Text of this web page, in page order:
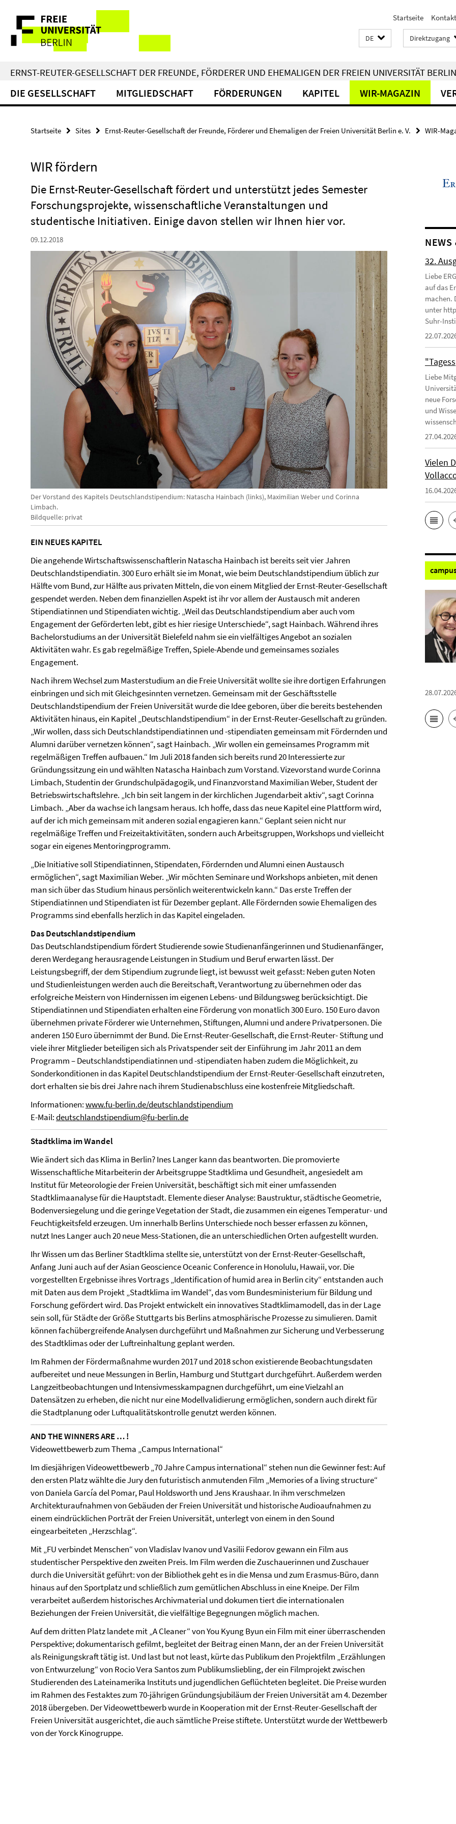
direkt
Inhalt
Service-
Navigation
Startseite Kontakt
DE Direktzugang
ERNST-REUTER-GESELLSCHAFT DER FREUNDE, FÖRDERER UND EHEMALIGEN DER FREIEN UNIVERSITÄT
DIE GESELLSCHAFT MITGLIEDSCHAFT FÖRDERUNGEN KAPITEL WIR-MAGAZIN
Startseite Sites Ernst-Reuter-Gesellschaft der Freunde, Förderer und Ehemaligen der Freien Universität Berlin e. V. WIR-
WIR fördern
Die Ernst-Reuter-Gesellschaft fördert und unterstützt jedes Semester
Forschungsprojekte, wissenschaftliche Veranstaltungen und
studentische Initiativen. Einige davon stellen wir Ihnen hier vor.
09.12.2018
Der Vorstand des Kapitels Deutschlandstipendium: Natascha Hainbach (links), Maximilian Weber und Corinna
Limbach.
Bildquelle: privat
EIN NEUES KAPITEL
Die angehende Wirtschaftswissenschaftlerin Natascha Hainbach ist bereits seit vier Jahren
Deutschlandstipendiatin. 300 Euro erhält sie im Monat, wie beim Deutschlandstipendium üblich zur
Hälfte vom Bund, zur Hälfte aus privaten Mitteln, die von einem Mitglied der Ernst-Reuter-Gesellschaft
gespendet werden. Neben dem finanziellen Aspekt ist ihr vor allem der Austausch mit anderen
Stipendiatinnen und Stipendiaten wichtig. „Weil das Deutschlandstipendium aber auch vom
Engagement der Geförderten lebt, gibt es hier riesige Unterschiede“, sagt Hainbach. Während ihres
Bachelorstudiums an der Universität Bielefeld nahm sie ein vielfältiges Angebot an sozialen
Aktivitäten wahr. Es gab regelmäßige Treffen, Spiele-Abende und gemeinsames soziales
Engagement.
Nach ihrem Wechsel zum Masterstudium an die Freie Universität wollte sie ihre dortigen Erfahrungen
einbringen und sich mit Gleichgesinnten vernetzen. Gemeinsam mit der Geschäftsstelle
Deutschlandstipendium der Freien Universität wurde die Idee geboren, über die bereits bestehenden
Aktivitäten hinaus, ein Kapitel „Deutschlandstipendium“ in der Ernst-Reuter-Gesellschaft zu gründen.
„Wir wollen, dass sich Deutschlandstipendiatinnen und -stipendiaten gemeinsam mit Fördernden und
Alumni darüber vernetzen können“, sagt Hainbach. „Wir wollen ein gemeinsames Programm mit
regelmäßigen Treffen aufbauen.“ Im Juli 2018 fanden sich bereits rund 20 Interessierte zur
Gründungssitzung ein und wählten Natascha Hainbach zum Vorstand. Vizevorstand wurde Corinna
Limbach, Studentin der Grundschulpädagogik, und Finanzvorstand Maximilian Weber, Student der
Betriebswirtschaftslehre. „Ich bin seit langem in der kirchlichen Jugendarbeit aktiv“, sagt Corinna
Limbach. „Aber da wachse ich langsam heraus. Ich hoffe, dass das neue Kapitel eine Plattform wird,
auf der ich mich gemeinsam mit anderen sozial engagieren kann.“ Geplant seien nicht nur
regelmäßige Treffen und Freizeitaktivitäten, sondern auch Arbeitsgruppen, Workshops und vielleicht
sogar ein eigenes Mentoringprogramm.
„Die Initiative soll Stipendiatinnen, Stipendaten, Fördernden und Alumni einen Austausch
ermöglichen“, sagt Maximilian Weber. „Wir möchten Seminare und Workshops anbieten, mit denen
man sich über das Studium hinaus persönlich weiterentwickeln kann.“ Das erste Treffen der
Stipendiatinnen und Stipendiaten ist für Dezember geplant. Alle Fördernden sowie Ehemaligen des
Programms sind ebenfalls herzlich in das Kapitel eingeladen.
Das Deutschlandstipendium
Das Deutschlandstipendium fördert Studierende sowie Studienanfängerinnen und Studienanfänger,
deren Werdegang herausragende Leistungen in Studium und Beruf erwarten lässt. Der
Leistungsbegriff, der dem Stipendium zugrunde liegt, ist bewusst weit gefasst: Neben guten Noten
und Studienleistungen werden auch die Bereitschaft, Verantwortung zu übernehmen oder das
erfolgreiche Meistern von Hindernissen im eigenen Lebens- und Bildungsweg berücksichtigt. Die
Stipendiatinnen und Stipendiaten erhalten eine Förderung von monatlich 300 Euro. 150 Euro davon
übernehmen private Förderer wie Unternehmen, Stiftungen, Alumni und andere Privatpersonen. Die
anderen 150 Euro übernimmt der Bund. Die Ernst-Reuter-Gesellschaft, die Ernst-Reuter- Stiftung und
viele ihrer Mitglieder beteiligen sich als Privatspender seit der Einführung im Jahr 2011 an dem
Programm – Deutschlandstipendiatinnen und -stipendiaten haben zudem die Möglichkeit, zu
Sonderkonditionen in das Kapitel Deutschlandstipendium der Ernst-Reuter-Gesellschaft einzutreten,
dort erhalten sie bis drei Jahre nach ihrem Studienabschluss eine kostenfreie Mitgliedschaft.
Informationen:www.fu-berlin.de/deutschlandstipendium
E-Mail:deutschlandstipendium@fu-berlin.de
Stadtklima im Wandel
Wie ändert sich das Klima in Berlin? Ines Langer kann das beantworten. Die promovierte
Wissenschaftliche Mitarbeiterin der Arbeitsgruppe Stadtklima und Gesundheit, angesiedelt am
Institut für Meteorologie der Freien Universität, beschäftigt sich mit einer umfassenden
Stadtklimaanalyse für die Hauptstadt. Elemente dieser Analyse: Baustruktur, städtische Geometrie,
Bodenversiegelung und die geringe Vegetation der Stadt, die zusammen ein eigenes Temperatur- und
Feuchtigkeitsfeld erzeugen. Um innerhalb Berlins Unterschiede noch besser erfassen zu können,
nutzt Ines Langer auch 20 neue Mess-Stationen, die an unterschiedlichen Orten aufgestellt wurden.
Ihr Wissen um das Berliner Stadtklima stellte sie, unterstützt von der Ernst-Reuter-Gesellschaft,
Anfang Juni auch auf der Asian Geoscience Oceanic Conference in Honolulu, Hawaii, vor. Die
vorgestellten Ergebnisse ihres Vortrags „Identification of humid area in Berlin city“ entstanden auch
mit Daten aus dem Projekt „Stadtklima im Wandel“, das vom Bundesministerium für Bildung und
Forschung gefördert wird. Das Projekt entwickelt ein innovatives Stadtklimamodell, das in der Lage
sein soll, für Städte der Größe Stuttgarts bis Berlins atmosphärische Prozesse zu simulieren. Damit
können fachübergreifende Analysen durchgeführt und Maßnahmen zur Sicherung und Verbesserung
des Stadtklimas oder der Luftreinhaltung geplant werden.
Im Rahmen der Fördermaßnahme wurden 2017 und 2018 schon existierende Beobachtungsdaten
aufbereitet und neue Messungen in Berlin, Hamburg und Stuttgart durchgeführt. Außerdem werden
Langzeitbeobachtungen und Intensivmesskampagnen durchgeführt, um eine Vielzahl an
Datensätzen zu erheben, die nicht nur eine Modellvalidierung ermöglichen, sondern auch direkt für
die Stadtplanung oder Luftqualitätskontrolle genutzt werden können.
AND THE WINNERS ARE … !
Videowettbewerb zum Thema „Campus International“
Im diesjährigen Videowettbewerb „70 Jahre Campus international“ stehen nun die Gewinner fest: Auf
den ersten Platz wählte die Jury den futuristisch anmutenden Film „Memories of a living structure“
von Daniela García del Pomar, Paul Holdsworth und Jens Kraushaar. In ihm verschmelzen
Architekturaufnahmen von Gebäuden der Freien Universität und historische Audioaufnahmen zu
einem eindrücklichen Porträt der Freien Universität, unterlegt von einem in den Sound
eingearbeiteten „Herzschlag“.
Mit „FU verbindet Menschen“ von Vladislav Ivanov und Vasilii Fedorov gewann ein Film aus
studentischer Perspektive den zweiten Preis. Im Film werden die Zuschauerinnen und Zuschauer
durch die Universität geführt: von der Bibliothek geht es in die Mensa und zum Erasmus-Büro, dann
hinaus auf den Sportplatz und schließlich zum gemütlichen Abschluss in eine Kneipe. Der Film
verarbeitet außerdem historisches Archivmaterial und dokumen tiert die internationalen
Beziehungen der Freien Universität, die vielfältige Begegnungen möglich machen.
Auf dem dritten Platz landete mit „A Cleaner“ von You Kyung Byun ein Film mit einer überraschenden
Perspektive; dokumentarisch gefilmt, begleitet der Beitrag einen Mann, der an der Freien Universität
als Reinigungskraft tätig ist. Und last but not least, kürte das Publikum den Projektfilm „Erzählungen
von Entwurzelung“ von Rocio Vera Santos zum Publikumsliebling, der ein Filmprojekt zwischen
Studierenden des Lateinamerika Instituts und jugendlichen Geflüchteten begleitet. Die Preise wurden
im Rahmen des Festaktes zum 70-jährigen Gründungsjubiläum der Freien Universität am 4. Dezember
2018 übergeben. Der Videowettbewerb wurde in Kooperation mit der Ernst-Reuter-Gesellschaft der
Freien Universität ausgerichtet, die auch sämtliche Preise stiftete. Unterstützt wurde der Wettbewerb
von der Yorck Kinogruppe.
NEWS
32.
Liebe
auf das
machen.
unter
Suhr-
Liebe
neue
und
Vielen